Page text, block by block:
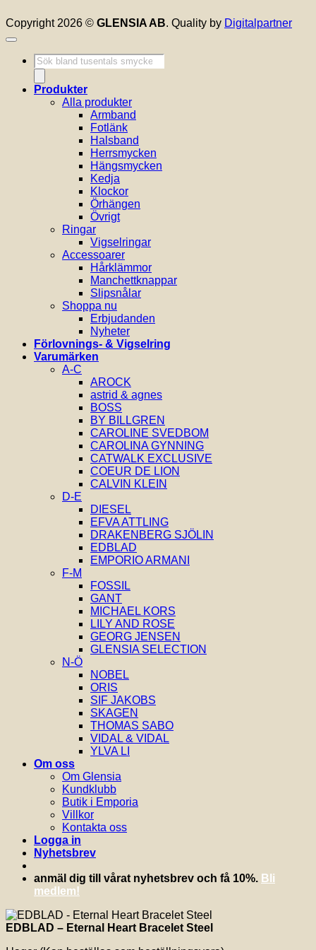
Copyright 2026 © GLENSIA AB. Quality by Digitalpartner
Produktsökning
Produkter
Alla produkter
Armband
Fotlänk
Halsband
Herrsmycken
Hängsmycken
Kedja
Klockor
Örhängen
Övrigt
Ringar
Vigselringar
Accessoarer
Hårklämmor
Manchettknappar
Slipsnålar
Shoppa nu
Erbjudanden
Nyheter
Förlovnings- & Vigselring
Varumärken
A-C
AROCK
astrid & agnes
BOSS
BY BILLGREN
CAROLINE SVEDBOM
CAROLINA GYNNING
CATWALK EXCLUSIVE
COEUR DE LION
CALVIN KLEIN
D-E
DIESEL
EFVA ATTLING
DRAKENBERG SJÖLIN
EDBLAD
EMPORIO ARMANI
F-M
FOSSIL
GANT
MICHAEL KORS
LILY AND ROSE
GEORG JENSEN
GLENSIA SELECTION
N-Ö
NOBEL
ORIS
SIF JAKOBS
SKAGEN
THOMAS SABO
VIDAL & VIDAL
YLVA LI
Om oss
Om Glensia
Kundklubb
Butik i Emporia
Villkor
Kontakta oss
Logga in
Nyhetsbrev
anmäl dig till vårat nyhetsbrev och få 10%. Bli
medlem!
EDBLAD – Eternal Heart Bracelet Steel